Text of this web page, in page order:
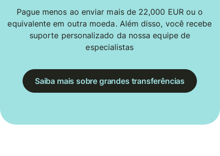
Pague menos ao enviar mais de 22,000 EUR ou o
equivalente em outra moeda. Além disso, você recebe
suporte personalizado da nossa equipe de
especialistas
Saiba mais sobre grandes transferências